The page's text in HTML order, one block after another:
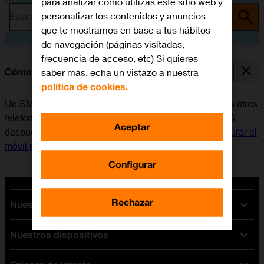
Busca por problema o tema
Cómo escribir y enviar un SMS
Un SMS es un mensaje de texto que se puede enviar a otros
teléfonos móviles. Si no se puede enviar ni recibir SMS
después de insertar la tarjeta SIM, es necesario
configurar el
móvil para SMS
Nuestras tarifas
Tarifas Orange
Tarifas fibra y móvil
Nuestros dispositivos
personalizar los contenidos y anuncios
que te mostramos en base a tus hábitos
de navegación (páginas visitadas,
frecuencia de acceso, etc) Si quieres
saber más, echa un vistazo a nuestra
política de cookies.
Configurar
Rechazar
Aceptar